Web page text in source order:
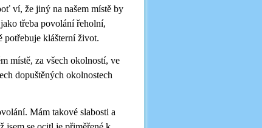
ví, že jiný na našem místě by
třeba povolání řeholní,
potřebuje klášterní život.
místě, za všech okolností, ve
dopuštěných okolnostech
Mám takové slabosti a